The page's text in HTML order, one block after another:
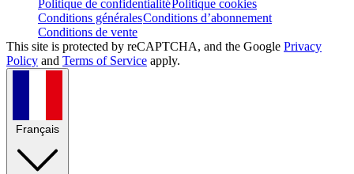
Politique de confidentialitéPolitique cookies
Conditions généralesConditions d’abonnement
Conditions de vente
This site is protected by reCAPTCHA, and the Google Privacy
Policy and Terms of Service apply.
Français